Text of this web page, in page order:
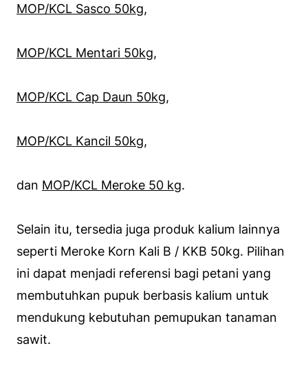
MOP/KCL Sasco 50kg,
MOP/KCL Mentari 50kg,
MOP/KCL Cap Daun 50kg,
MOP/KCL Kancil 50kg,
dan MOP/KCL Meroke 50 kg.
Selain itu, tersedia juga produk kalium lainnya
seperti Meroke Korn Kali B / KKB 50kg. Pilihan
ini dapat menjadi referensi bagi petani yang
membutuhkan pupuk berbasis kalium untuk
mendukung kebutuhan pemupukan tanaman
sawit.